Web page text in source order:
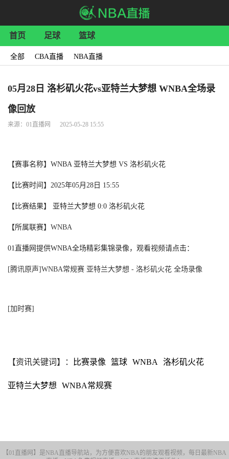
首页 足球 篮球
全部 CBA直播 NBA直播
05月28日 洛杉矶火花vs亚特兰大梦想 WNBA全场录
像回放
来源：01直播网 2025-05-28 15:55
【赛事名称】WNBA 亚特兰大梦想 VS 洛杉矶火花
【比赛时间】2025年05月28日 15:55
【比赛结果】 亚特兰大梦想 0:0 洛杉矶火花
【所属联赛】 WNBA
01直播网提供WNBA全场精彩集锦录像，观看视频请点击：
[腾讯原声]WNBA常规赛 亚特兰大梦想 - 洛杉矶火花 全场录像
[加时赛]
【资讯关键词】： 比赛录像 篮球 WNBA 洛杉矶火花
亚特兰大梦想 WNBA常规赛
【01直播网】是NBA直播导航站，为方便喜欢NBA的朋友观看视频，每日最新NBA